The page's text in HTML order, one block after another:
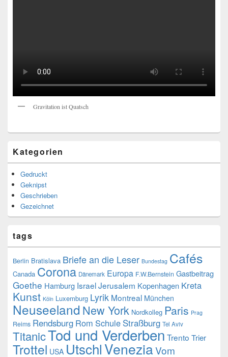
Gravitation ist Quatsch
Kategorien
Gedruckt
Geknipst
Geschrieben
Gezeichnet
tags
Berlin Bratislava Briefe an die Leser Bundestag Cafés
Canada Corona Dänemark Europa F.W.Bernstein Gastbeitrag
Goethe Hamburg IsraelJerusalem Kopenhagen Kreta
Kunst Köln Luxemburg Lyrik Montreal München
Neuseeland New York Nordkolleg Paris Prag
Reims Rendsburg Rom Schule Straßburg Tel Aviv
TitanicTod und Verderben Trento Trier
Trottel USA UtschlVeneziaVom